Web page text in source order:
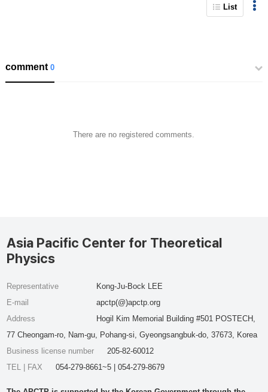
List
comment0
There are no registered comments.
Asia Pacific Center for Theoretical
Physics
Representative
Kong-Ju-Bock LEE
E-mail
apctp(@)apctp.org
Address
Hogil Kim Memorial Building #501 POSTECH,
77 Cheongam-ro, Nam-gu, Pohang-si, Gyeongsangbuk-do, 37673, Korea
Business license number
205-82-60012
TEL | FAX
054-279-8661~5 | 054-279-8679